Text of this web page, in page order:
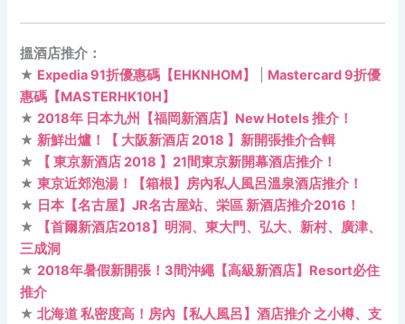
搵酒店推介：
★ Expedia 91折優惠碼【EHKNHOM】
Mastercard 9折優
惠碼【MASTERHK10H】
★2018年 日本九州【福岡新酒店】New Hotels 推介！
★新鮮出爐！【 大阪新酒店 2018 】新開張推介合輯
★
【 東京新酒店 2018 】21間東京新開幕酒店推介！
★東京近郊泡湯！【箱根】房內私人風呂溫泉酒店推介！
★ 日本【名古屋】JR名古屋站、栄區 新酒店推介2016！
★
【首爾新酒店2018】明洞、東大門、弘大、新村、廣津、
三成洞
★2018年暑假新開張！3間沖繩【高級新酒店】Resort必住
推介
★北海道 私密度高！房內【私人風呂】酒店推介 之小樽、支